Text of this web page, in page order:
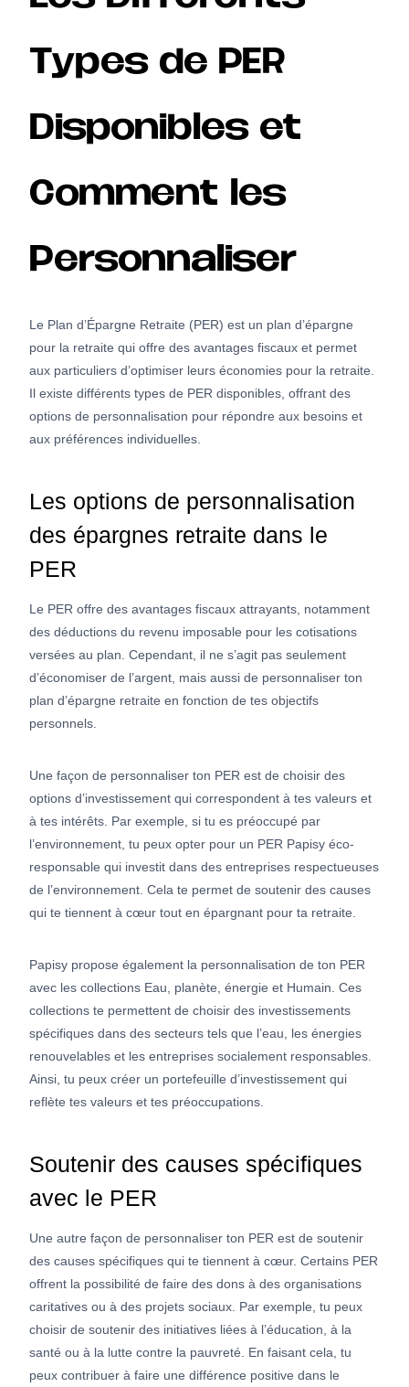
Types de PER
Disponibles et
Comment les
Personnaliser
Le Plan d’Épargne Retraite (PER) est un plan d’épargne
pour la retraite qui offre des avantages fiscaux et permet
aux particuliers d’optimiser leurs économies pour la retraite.
Il existe différents types de PER disponibles, offrant des
options de personnalisation pour répondre aux besoins et
aux préférences individuelles.
Les options de personnalisation
des épargnes retraite dans le
PER
Le PER offre des avantages fiscaux attrayants, notamment
des déductions du revenu imposable pour les cotisations
versées au plan. Cependant, il ne s’agit pas seulement
d’économiser de l’argent, mais aussi de personnaliser ton
plan d’épargne retraite en fonction de tes objectifs
personnels.
Une façon de personnaliser ton PER est de choisir des
options d’investissement qui correspondent à tes valeurs et
à tes intérêts. Par exemple, si tu es préoccupé par
l’environnement, tu peux opter pour un PER Papisy éco-
responsable qui investit dans des entreprises respectueuses
de l’environnement. Cela te permet de soutenir des causes
qui te tiennent à cœur tout en épargnant pour ta retraite.
Papisy propose également la personnalisation de ton PER
avec les collections Eau, planète, énergie et Humain. Ces
collections te permettent de choisir des investissements
spécifiques dans des secteurs tels que l’eau, les énergies
renouvelables et les entreprises socialement responsables.
Ainsi, tu peux créer un portefeuille d’investissement qui
reflète tes valeurs et tes préoccupations.
Soutenir des causes spécifiques
avec le PER
Une autre façon de personnaliser ton PER est de soutenir
des causes spécifiques qui te tiennent à cœur. Certains PER
offrent la possibilité de faire des dons à des organisations
caritatives ou à des projets sociaux. Par exemple, tu peux
choisir de soutenir des initiatives liées à l’éducation, à la
santé ou à la lutte contre la pauvreté. En faisant cela, tu
peux contribuer à faire une différence positive dans le